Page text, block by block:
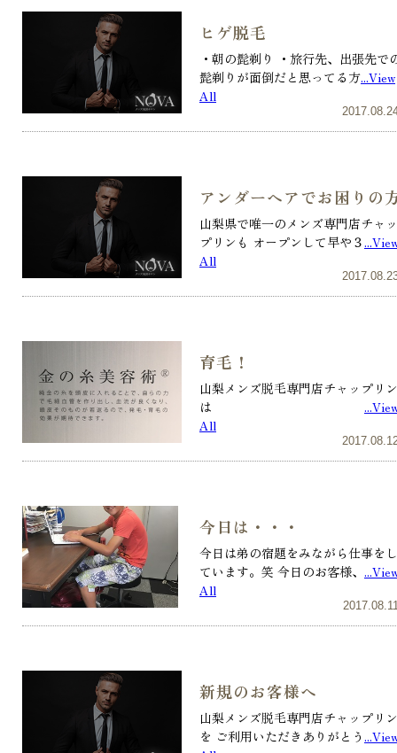
ヒゲ脱毛
・朝の髭剃り ・旅行先、出張先で
髭剃りが面倒だと思ってる方...View
All
アンダーヘアでお困りの
山梨県で唯一のメンズ専門店チャッ
プリンも オープンして早や３
All
育毛！
山梨メンズ脱毛専門店チャップリン
は
All
今日は・・・
今日は弟の宿題をみながら仕事をし
ています。笑 今日のお客様、
All
新規のお客様へ
山梨メンズ脱毛専門店チャップリン
を ご利用いただきありがとう